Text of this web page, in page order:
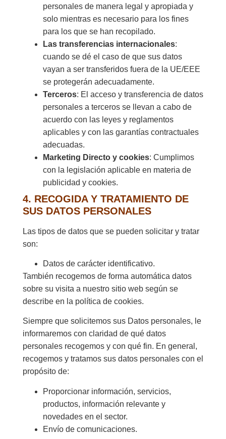
personales de manera legal y apropiada y
solo mientras es necesario para los fines
para los que se han recopilado.
Las transferencias internacionales:
cuando se dé el caso de que sus datos
vayan a ser transferidos fuera de la UE/EEE
se protegerán adecuadamente.
Terceros: El acceso y transferencia de datos
personales a terceros se llevan a cabo de
acuerdo con las leyes y reglamentos
aplicables y con las garantías contractuales
adecuadas.
Marketing Directo y cookies: Cumplimos
con la legislación aplicable en materia de
publicidad y cookies.
4. RECOGIDA Y TRATAMIENTO DE
SUS DATOS PERSONALES
Las tipos de datos que se pueden solicitar y tratar
son:
Datos de carácter identificativo.
También recogemos de forma automática datos
sobre su visita a nuestro sitio web según se
describe en la política de cookies.
Siempre que solicitemos sus Datos personales, le
informaremos con claridad de qué datos
personales recogemos y con qué fin. En general,
recogemos y tratamos sus datos personales con el
propósito de:
Proporcionar información, servicios,
productos, información relevante y
novedades en el sector.
Envío de comunicaciones.